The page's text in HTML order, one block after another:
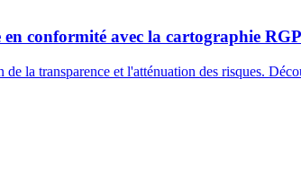
conformité avec la cartographie
la transparence et l'atténuation des risques.